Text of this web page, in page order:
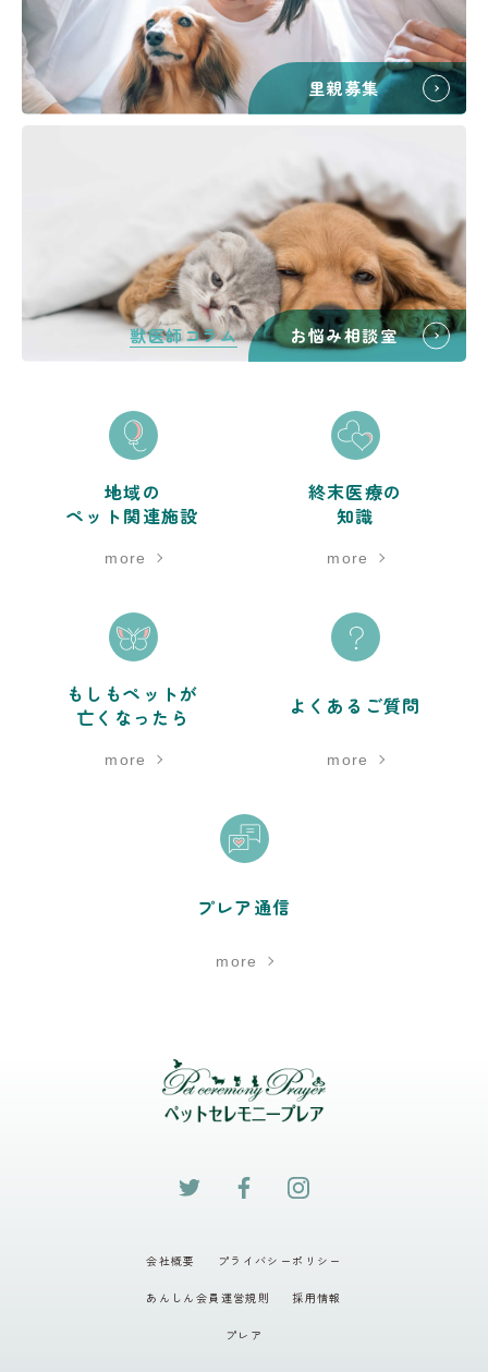
里親募集
獣医師コラム お悩み相談室
地域の
ペット関連施設
more
終末医療の
知識
more
もしもペットが
亡くなったら
more
よくあるご質問
more
プレア通信
more
会社概要 プライバシーポリシー
あんしん会員運営規則 採用情報
プレア